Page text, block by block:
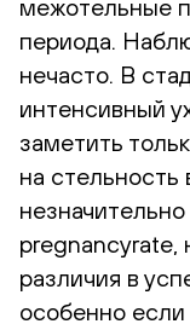
межотельные
периода.
нечасто. В
интенсивный
заметить
на стельность
pregnancyrate,
различия в
особенно